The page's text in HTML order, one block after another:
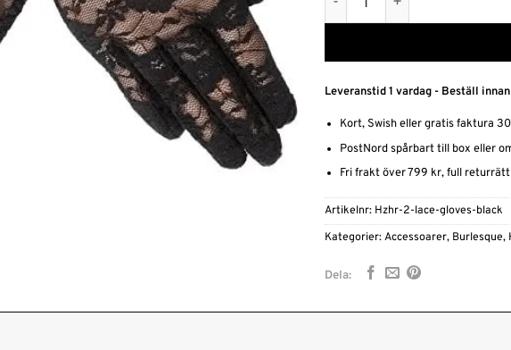
Leveranstid 1 vardag - Beställ
Kort, Swish eller gratis faktura
PostNord spårbart till box eller
Fri frakt över 799 kr, full
Artikelnr: Hzhr-2-lace-gloves-black
Kategorier:Accessoarer, Burlesque,
Dela: